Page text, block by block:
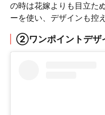
の時は花嫁よりも目立た
ーを使い、デザインも控
②ワンポイントデザ